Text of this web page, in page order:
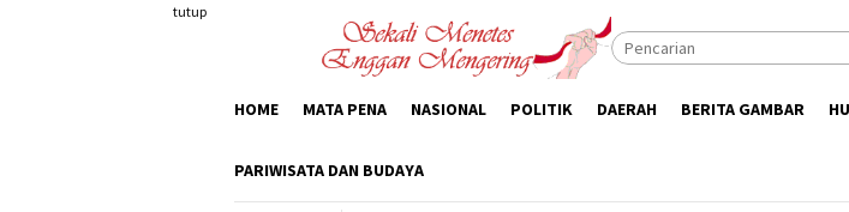
tutup
HOME MATA PENA NASIONAL POLITIK DAERAH BERITA GAMBAR
PARIWISATA DAN BUDAYA